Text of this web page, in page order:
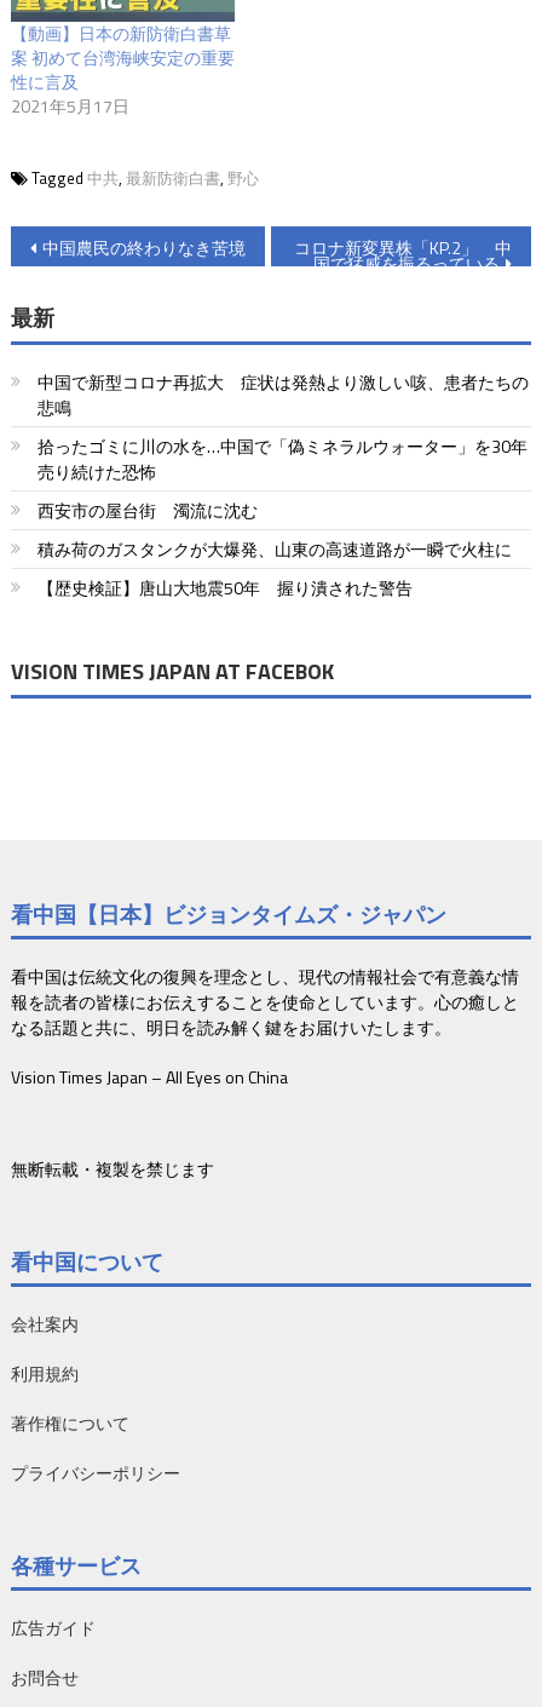
【動画】日本の新防衛白書草
案 初めて台湾海峡安定の重要
性に言及
2021年5月17日
Tagged 中共, 最新防衛白書, 野心
投
ナ
ビ
ゲ
ー
シ
ョ
ン
中国農民の終わりなき苦境 コロナ新変異株「KP.2」 中
国で猛威を振るっている
最新
中国で新型コロナ再拡大 症状は発熱より激しい咳、患者たちの
悲鳴
拾ったゴミに川の水を…中国で「偽ミネラルウォーター」を30年
売り続けた恐怖
西安市の屋台街 濁流に沈む
積み荷のガスタンクが大爆発、山東の高速道路が一瞬で火柱に
【歴史検証】唐山大地震50年 握り潰された警告
VISION TIMES JAPAN AT FACEBOK
看中国【日本】ビジョンタイムズ・ジャパン
看中国は伝統文化の復興を理念とし、現代の情報社会で有意義な情
報を読者の皆様にお伝えすることを使命としています。心の癒しと
なる話題と共に、明日を読み解く鍵をお届けいたします。
Vision Times Japan – All Eyes on China
無断転載・複製を禁じます
看中国について
会社案内
利用規約
著作権について
プライバシーポリシー
各種サービス
広告ガイド
お問合せ